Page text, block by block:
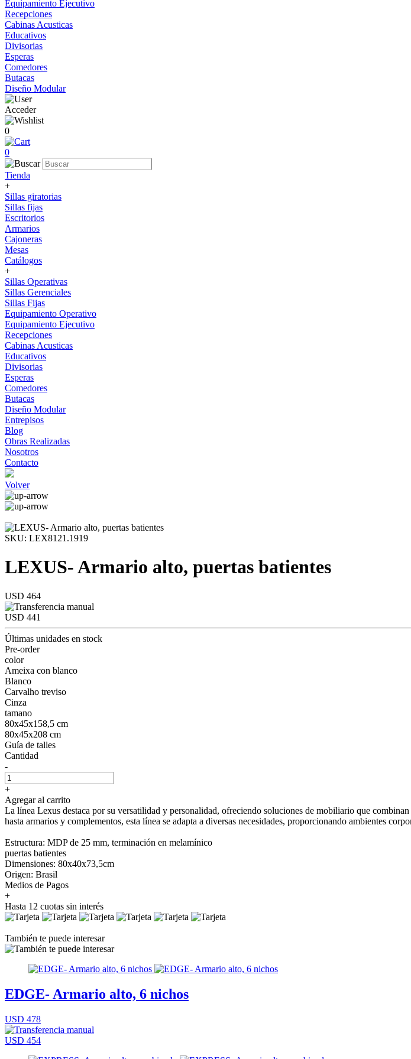
Equipamiento Ejecutivo
Recepciones
Cabinas Acusticas
Educativos
Divisorias
Esperas
Comedores
Butacas
Diseño Modular
Acceder
0
0
Tienda
+
Sillas giratorias
Sillas fijas
Escritorios
Armarios
Cajoneras
Mesas
Catálogos
+
Sillas Operativas
Sillas Gerenciales
Sillas Fijas
Equipamiento Operativo
Equipamiento Ejecutivo
Recepciones
Cabinas Acusticas
Educativos
Divisorias
Esperas
Comedores
Butacas
Diseño Modular
Entrepisos
Blog
Obras Realizadas
Nosotros
Contacto
Volver
SKU: LEX8121.1919
LEXUS- Armario alto, puertas batientes
USD 464
USD 441
Últimas unidades en stock
Pre-order
color
Ameixa con blanco
Blanco
Carvalho treviso
Cinza
tamano
80x45x158,5 cm
80x45x208 cm
Guía de talles
Cantidad
-
+
Agregar al carrito
La línea Lexus destaca por su versatilidad y personalidad, ofreciendo soluciones de mobiliario que
hasta armarios y complementos, esta línea se adapta a diversas necesidades, proporcionando ambientes
Estructura: MDP de 25 mm, terminación en melamínico
puertas batientes
Dimensiones: 80x40x73,5cm
Origen: Brasil
Medios de Pagos
+
Hasta 12 cuotas sin interés
También te puede interesar
EDGE- Armario alto, 6 nichos
USD 478
USD 454